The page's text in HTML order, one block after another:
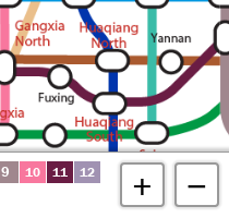
9 10 11
12
+ −